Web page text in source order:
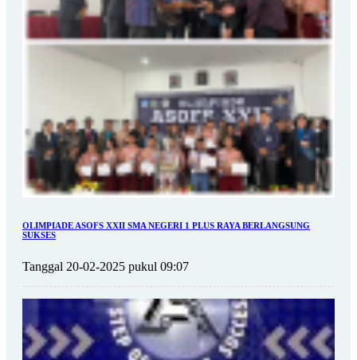
OLIMPIADE ASOFS XXII SMA NEGERI 1 PLUS RAYA BERLANGSUNG
SUKSES
Tanggal 20-02-2025 pukul 09:07